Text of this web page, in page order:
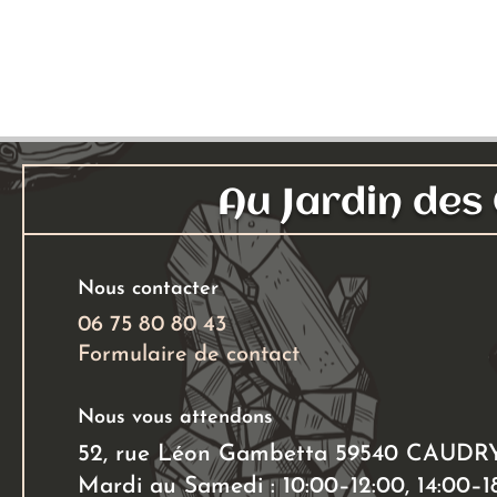
Au Jardin des
Nous contacter
06 75 80 80 43
Formulaire de contact
Nous vous attendons
52, rue Léon Gambetta 59540
Mardi au Samedi : 10:00–12:00,